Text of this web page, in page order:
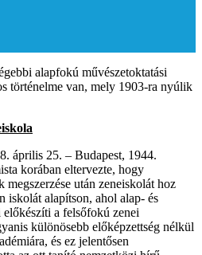
alapfokú művészetoktatási
történelme van, mely 1903-ra nyúlik
április 25. – Budapest, 1944.
korában eltervezte, hogy
után zeneiskolát hoz
iskolát alapítson, ahol alap- és
a felsőfokú zenei
különösebb előképzettség nélkül
és ez jelentősen